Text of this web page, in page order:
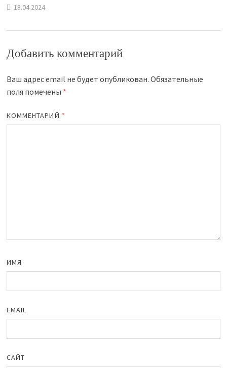
18.04.2024
Добавить комментарий
Ваш адрес email не будет опубликован. Обязательные
поля помечены *
КОММЕНТАРИЙ *
ИМЯ
EMAIL
САЙТ